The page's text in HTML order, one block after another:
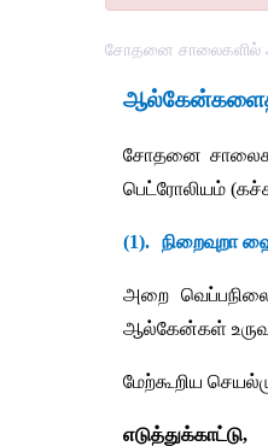
சோதனை சாலைகளில்
சோதனை
பெட்ரோலியம் (
(1). நிறைவுறா
அறை
ஆல்கேன்கள்
மேற்கூறிய
எடுத்துக்காட்டு,